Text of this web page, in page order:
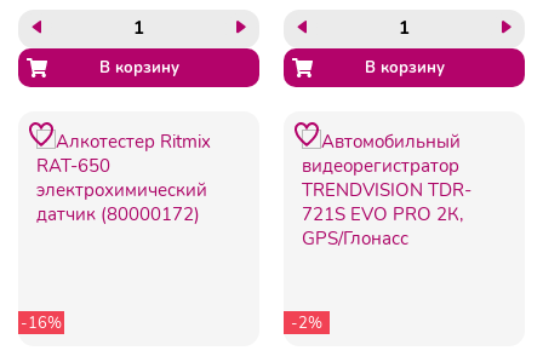
(TVW)
(TVP3CHG)
-16% -2%